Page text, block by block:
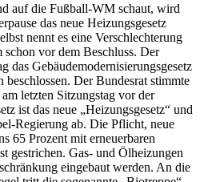
auf die Fußball-WM schaut, wird
das neue Heizungsgesetz
nennt es eine Verschlechterung
schon vor dem Beschluss. Der
das Gebäudemodernisierungsgesetz
Der Bundesrat stimmte
letzten Sitzungstag vor der
ist das neue „Heizungsgesetz“ und
Regierung ab. Die Pflicht, neue
65 Prozent mit erneuerbaren
gestrichen. Gas- und Ölheizungen
eingebaut werden. An die